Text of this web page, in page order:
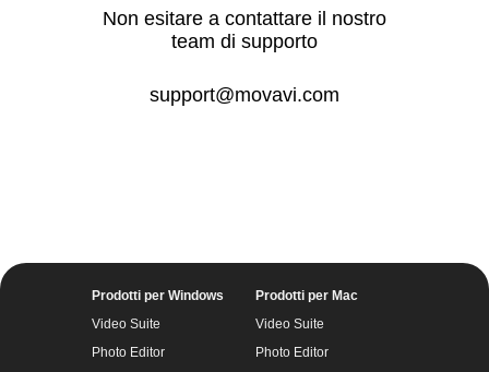
support@movavi.com
Non esitare a contattare il nostro
team di supporto
Prodotti per Windows
Video Suite
Photo Editor
Prodotti per Mac
Video Suite
Photo Editor